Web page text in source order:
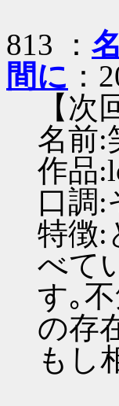
813 ：
間に ：
【次
名前:
作品
口調:
特徴:
べて
す｡
の存
もし